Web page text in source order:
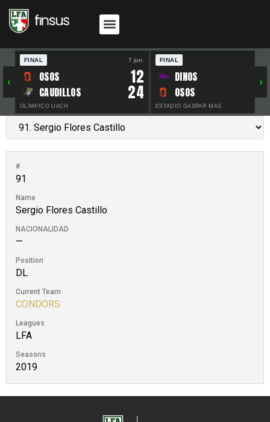
‹
FINAL 7 jun.
OSOS 12
CAUDILLOS 24
OLÍMPICO UACH
FINAL
DINOS
OSOS
ESTADIO GASPAR MAS
›
#
91
Name
Sergio Flores Castillo
NACIONALIDAD
—
Position
DL
Current Team
CONDORS
Leagues
LFA
Seasons
2019